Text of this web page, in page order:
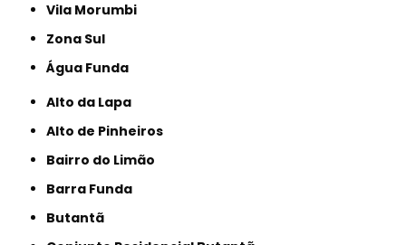
Vila Morumbi
Zona Sul
Água Funda
Alto da Lapa
Alto de Pinheiros
Bairro do Limão
Barra Funda
Butantã